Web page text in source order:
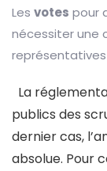
Les votes pour
nécessiter une
La
publics des
dernier cas,
absolue. Pour